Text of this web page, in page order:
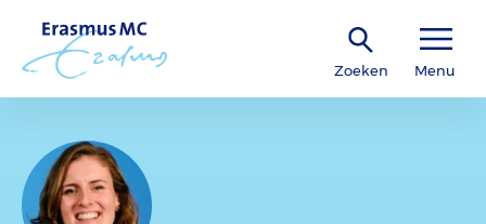
Zoeken Menu